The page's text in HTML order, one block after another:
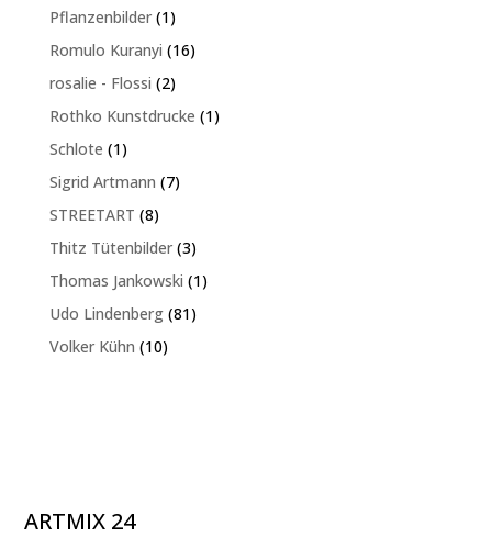
Produkte
Pflanzenbilder 11
Produkt
Romulo Kuranyi 1616
rosalie - Flossi 22
Produkte
Rothko Kunstdrucke 11
Schlote 11
Produkt
Sigrid Artmann 77
STREETART 88
Produkte
Thitz Tütenbilder 33
Produkte
Thomas Jankowski 11
Udo Lindenberg 8181
Volker Kühn 1010
ARTMIX 24